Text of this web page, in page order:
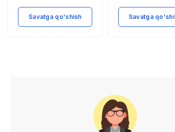
Savatga qo'shish Savatga